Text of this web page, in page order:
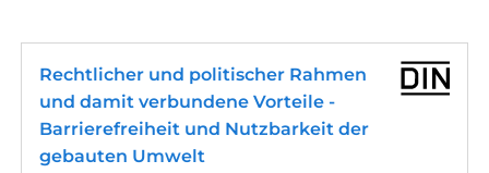
Rechtlicher und politischer Rahmen
und damit verbundene Vorteile -
Barrierefreiheit und Nutzbarkeit der
gebauten Umwelt